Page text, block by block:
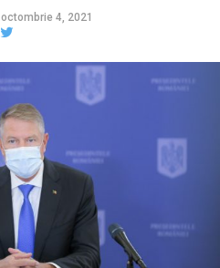
octombrie 4, 2021